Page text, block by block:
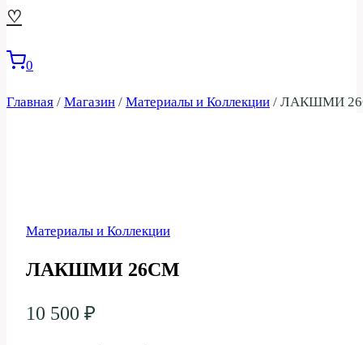
♡
0
Главная / Магазин / Материалы и Коллекции / ЛАКШМИ
Материалы и Коллекции
ЛАКШМИ 26СМ
10 500 ₽